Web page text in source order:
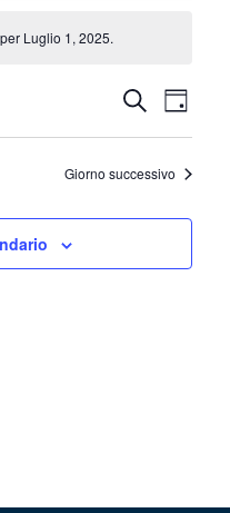
Luglio 1, 2025.
Eventi
Ricerca
e
viste
Cerca
Viste
Giorno
Giorno successivo